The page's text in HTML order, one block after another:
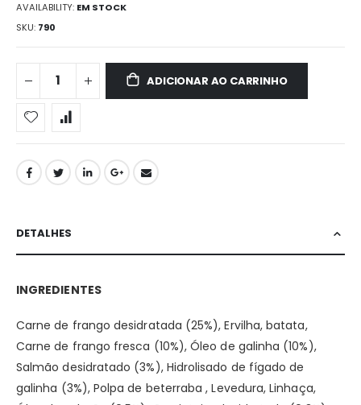
AVAILABILITY: EM STOCK
SKU 790
ADICIONAR AO CARRINHO
DETALHES
INGREDIENTES
Carne de frango desidratada (25%), Ervilha, batata,
Carne de frango fresca (10%), Óleo de galinha (10%),
Salmão desidratado (3%), Hidrolisado de fígado de
galinha (3%), Polpa de beterraba , Levedura, Linhaça,